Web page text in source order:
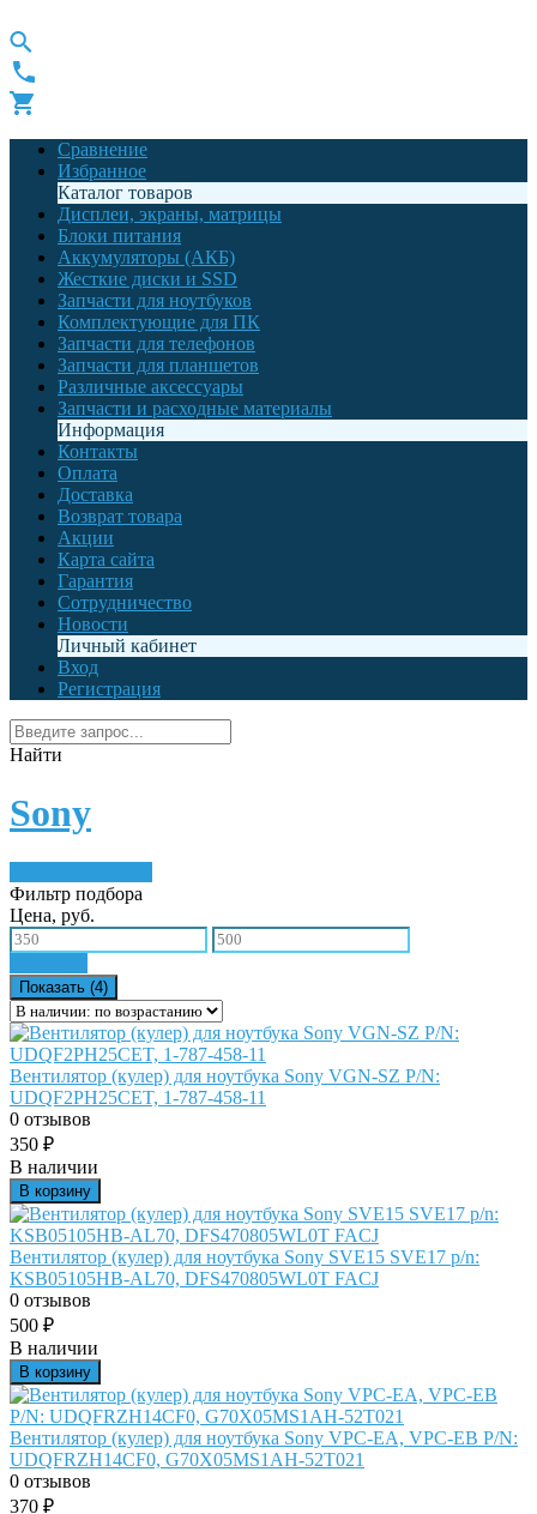
Сравнение
Избранное
Каталог товаров
Дисплеи, экраны, матрицы
Блоки питания
Аккумуляторы (АКБ)
Жесткие диски и SSD
Запчасти для ноутбуков
Комплектующие для ПК
Запчасти для телефонов
Запчасти для планшетов
Различные аксессуары
Запчасти и расходные материалы
Информация
Контакты
Оплата
Доставка
Возврат товара
Акции
Карта сайта
Гарантия
Сотрудничество
Новости
Личный кабинет
Вход
Регистрация
Найти
Sony
Фильтр подбора
Цена, руб.
Показать (4)
Вентилятор (кулер) для ноутбука Sony VGN-SZ P/N:
UDQF2PH25CET, 1-787-458-11
0 отзывов
350 ₽
В наличии
В корзину
Вентилятор (кулер) для ноутбука Sony SVE15 SVE17 p/n:
KSB05105HB-AL70, DFS470805WL0T FACJ
0 отзывов
500 ₽
В наличии
В корзину
Вентилятор (кулер) для ноутбука Sony VPC-EA, VPC-EB P/N:
UDQFRZH14CF0, G70X05MS1AH-52T021
0 отзывов
370 ₽